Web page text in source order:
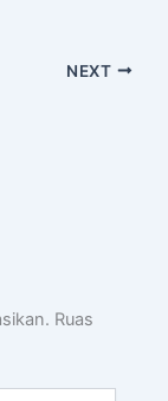
NEXT
Ruas